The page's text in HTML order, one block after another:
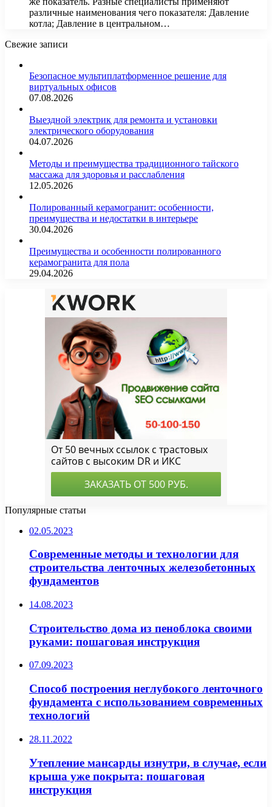
различные наименования чего показателя: Давление
котла; Давление в центральном…
Свежие записи
Безопасное мультиплатформенное решение для
виртуальных офисов
07.08.2026
Выездной электрик для ремонта и установки
электрического оборудования
04.07.2026
Методы и преимущества традиционного тайского
массажа для здоровья и расслабления
12.05.2026
Полированный керамогранит: особенности,
преимущества и недостатки в интерьере
30.04.2026
Преимущества и особенности полированного
керамогранита для пола
29.04.2026
Популярные статьи
02.05.2023
Современные методы и технологии для
строительства ленточных железобетонных
фундаментов
14.08.2023
Строительство дома из пеноблока своими
руками: пошаговая инструкция
07.09.2023
Способ построения неглубокого ленточного
фундамента с использованием современных
технологий
28.11.2022
Утепление мансарды изнутри, в случае, если
крыша уже покрыта: пошаговая
инструкция